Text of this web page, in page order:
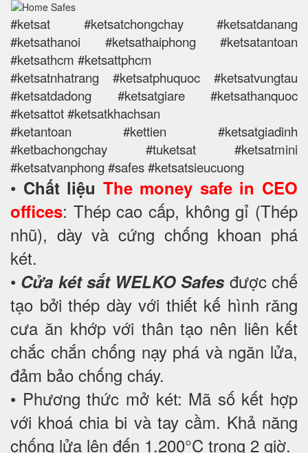
#ketsat #ketsatchongchay #ketsatdanang
#ketsathanoi #ketsathaiphong #ketsatantoan
#ketsathcm #ketsattphcm
#ketsatnhatrang #ketsatphuquoc #ketsatvungtau
#ketsatdadong #ketsatgiare #ketsathanquoc
#ketsattot #ketsatkhachsan
#ketantoan #kettien #ketsatgiadinh
#ketbachongchay #tuketsat #ketsatmini
#ketsatvanphong #safes #ketsatsieucuong
• Chất liệu The money safe in CEO
offices: Thép cao cấp, không gỉ (Thép
nhũ), dày và cứng chống khoan phá
két.
• Cửa két sắt WELKO Safesđược chế
tạo bởi thép dày với thiết kế hình răng
cưa ăn khớp với thân tạo nên liên kết
chắc chắn chống nạy phá và ngăn lửa,
đảm bảo chống cháy.
• Phương thức mở két: Mã số kết hợp
với khoá chia bi và tay cầm. Khả năng
chống lửa lên đến 1.200°C trong 2 giờ.